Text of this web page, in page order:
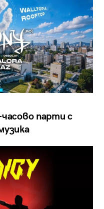
парти с